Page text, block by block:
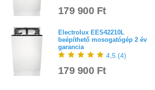
179 900 Ft
Electrolux EES42210L
beépíthető mosogatógép 2 év
garancia
4,5 (4)
179 900 Ft